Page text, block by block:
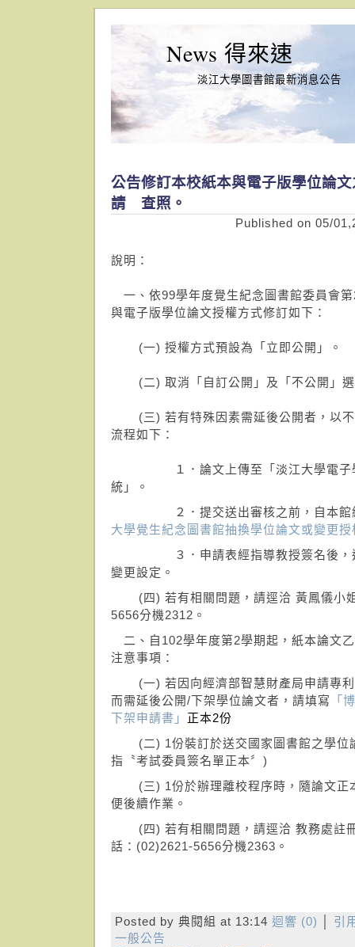
News 得來速
淡江大學圖書館最新消息公告
公告修訂本校紙本與電子版學位論
請 查照。
Published on 05/
說明：
一、依99學年度覺生紀念圖書館委員會
與電子版學位論文授權方式修訂如下：
(一) 授權方式預設為「立即公開」。
(二) 取消「自訂公開」及「不公開」
(三) 若有特殊因素需延後公開者，以不
流程如下：
１．論文上傳至「淡江大學電子學
統」。
２．提交送出審核之前，自本館網
大學覺生紀念圖書館抽換學位論文或變更
３．申請表經指導教授簽名後，送
變更設定。
(四) 若有相關問題，請逕洽 黃鳳儀小
5656分機2312。
二、自102學年度第2學期起，紙本論文
注意事項：
(一) 若因向經濟部智慧財產局申請專利
而需延後公開/下架學位論文者，請填寫
「
下架申請書」 正本2份
(二) 1份裝訂於送交國家圖書館之學位
指〝考試委員簽名單正本〞)
(三) 1份於辦理離校程序時，隨論文正
便後續作業。
(四) 若有相關問題，請逕洽 教務處註
話：(02)2621-5656分機2363。
Posted by 典閱組 at 13:14 迴響 (0)
引
一般公告